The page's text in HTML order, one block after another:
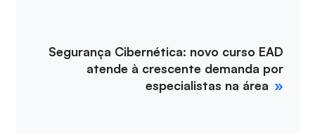
Segurança Cibernética: novo curso EAD
atende à crescente demanda por
especialistas na área